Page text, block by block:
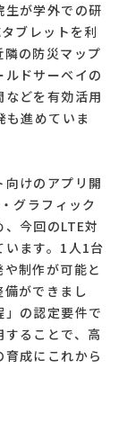
生が学外での研
ブレットを利
の防災マップ
ドサーベイの
どを有効活用
進めていま
けのアプリ開
グラフィック
今回のLTE対
います。1人1台
制作が可能と
ができまし
の認定要件で
ることで、高
成にこれから